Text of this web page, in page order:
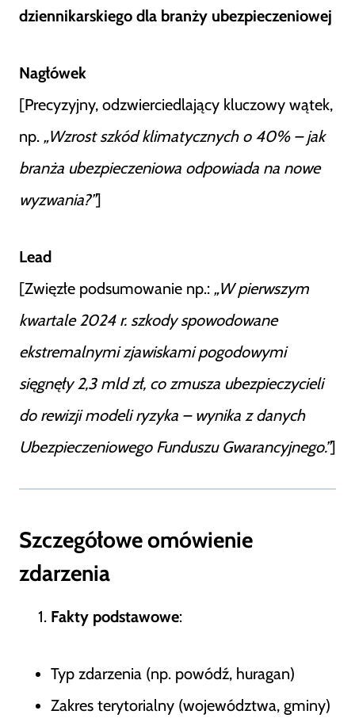
dziennikarskiego dla branży ubezpieczeniowej
Nagłówek
[Precyzyjny, odzwierciedlający kluczowy wątek,
np. „Wzrost szkód klimatycznych o 40% – jak
branża ubezpieczeniowa odpowiada na nowe
wyzwania?”]
Lead
[Zwięzłe podsumowanie np.: „W pierwszym
kwartale 2024 r. szkody spowodowane
ekstremalnymi zjawiskami pogodowymi
sięgnęły 2,3 mld zł, co zmusza ubezpieczycieli
do rewizji modeli ryzyka – wynika z danych
Ubezpieczeniowego Funduszu Gwarancyjnego.”]
Szczegółowe omówienie
zdarzenia
Fakty podstawowe:
Typ zdarzenia (np. powódź, huragan)
Zakres terytorialny (województwa, gminy)